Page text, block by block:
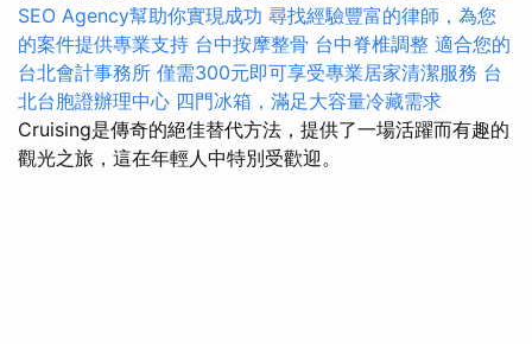
SEO Agency幫助你實現成功 尋找經驗豐富的律師，為您
的案件提供專業支持 台中按摩整骨 台中脊椎調整 適合您的
台北會計事務所 僅需300元即可享受專業居家清潔服務 台
北台胞證辦理中心 四門冰箱，滿足大容量冷藏需求
Cruising是傳奇的絕佳替代方法，提供了一場活躍而有趣的
觀光之旅，這在年輕人中特別受歡迎。